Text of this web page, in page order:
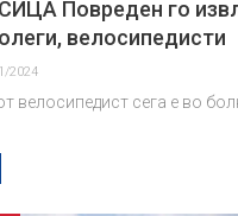
Повреден го
велосипедисти
2024
велосипедист сега е во